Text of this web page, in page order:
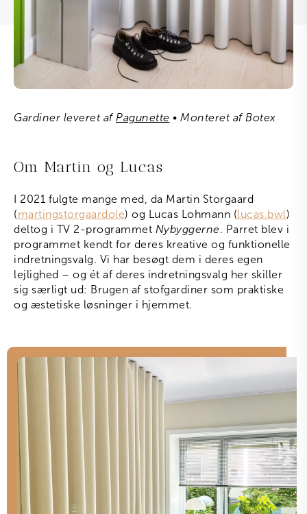
Gardiner leveret af Pagunette • Monteret af Botex
Om Martin og Lucas
I 2021 fulgte mange med, da Martin Storgaard
(martingstorgaardole) og Lucas Lohmann (lucas.bwl)
deltog i TV 2-programmet Nybyggerne. Parret blev i
programmet kendt for deres kreative og funktionelle
indretningsvalg. Vi har besøgt dem i deres egen
lejlighed – og ét af deres indretningsvalg her skiller
sig særligt ud: Brugen af stofgardiner som praktiske
og æstetiske løsninger i hjemmet.